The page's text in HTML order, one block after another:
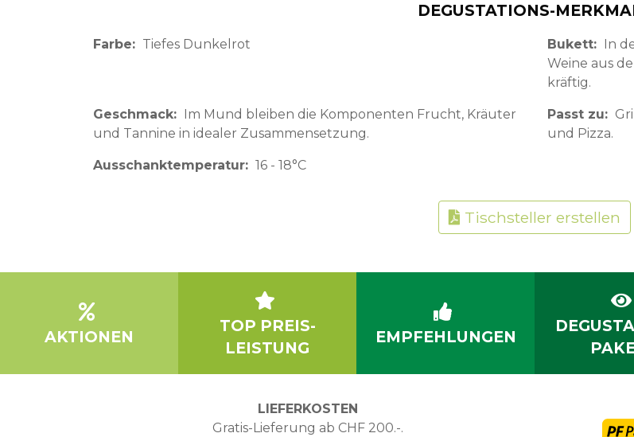
DEGUSTATIONS-
Farbe Tiefes Dunkelrot Bukett
In
Weine aus
kräftig.
Geschmack
Im Mund bleiben die Komponenten Frucht, Kräuter
und Tannine in idealer Zusammensetzung.
Passt zu
und Pizza.
Ausschanktemperatur 16 - 18°C
Tischsteller erstellen
AKTIONEN
TOP PREIS-
LEISTUNG
EMPFEHLUNGEN
LIEFERKOSTEN
Gratis-Lieferung ab CHF 200.-.